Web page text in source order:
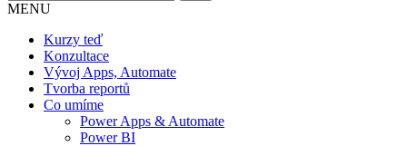
MENU
Kurzy teď
Konzultace
Vývoj Apps, Automate
Tvorba reportů
Co umíme
Power Apps & Automate
Power BI